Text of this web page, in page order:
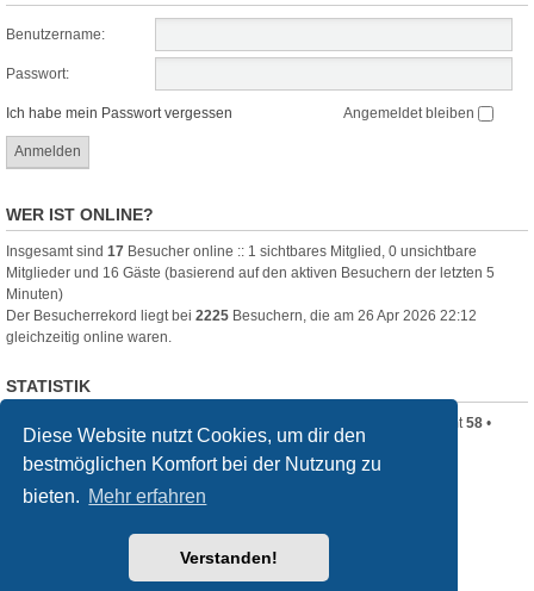
Diese Website nutzt Cookies, um dir den
bestmöglichen Komfort bei der Nutzung zu
bieten. Mehr erfahren
Verstanden!
Benutzername:
Passwort:
Ich habe mein Passwort vergessen Angemeldet bleiben
WER IST ONLINE?
Insgesamt sind 17 Besucher online :: 1 sichtbares Mitglied, 0 unsichtbare
Mitglieder und 16 Gäste (basierend auf den aktiven Besuchern der letzten 5
Minuten)
Der Besucherrekord liegt bei 2225 Besuchern, die am 26 Apr 2026 22:12
gleichzeitig online waren.
STATISTIK
• Mitglieder insgesamt58 •
Unser neuestes Mitglied:Clara_B
Startseite Foren-Übersicht
® Forum Software © phpBB Limited
phpBB.de
created by INVENTEA & v12mike